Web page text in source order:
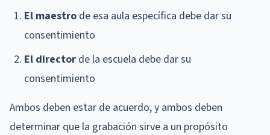
El maestro de esa aula específica debe dar su
consentimiento
El director de la escuela debe dar su
consentimiento
Ambos deben estar de acuerdo, y ambos deben
determinar que la grabación sirve a un propósito